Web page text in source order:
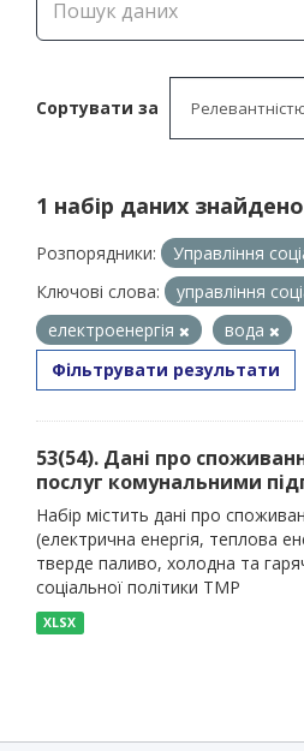
Сортувати за
1 набір даних знайдено
Розпорядники:
Управління
Ключові слова:
управління
електроенергія
вода
Фільтрувати результати
53(54). Дані про
послуг комунальними
Набір містить дані про
(електрична енергія, теплова
тверде паливо, холодна та
соціальної політики ТМР
XLSX